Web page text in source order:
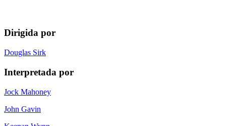
Dirigida por
Douglas Sirk
Interpretada por
Jock Mahoney
John Gavin